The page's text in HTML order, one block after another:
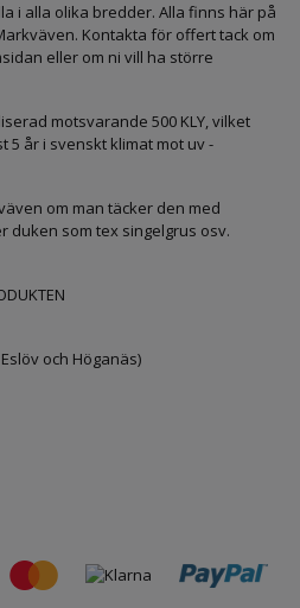
i alla olika bredder. Alla finns här på
Kontakta för offert tack om
eller om ni vill ha större
motsvarande 500 KLY, vilket
5 år i svenskt klimat mot uv -
om man täcker den med
duken som tex singelgrus osv.
och Höganäs)